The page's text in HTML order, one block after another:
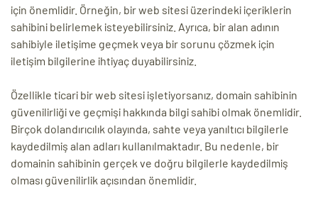
için önemlidir. Örneğin, bir web sitesi üzerindeki içeriklerin
sahibini belirlemek isteyebilirsiniz. Ayrıca, bir alan adının
sahibiyle iletişime geçmek veya bir sorunu çözmek için
iletişim bilgilerine ihtiyaç duyabilirsiniz.
Özellikle ticari bir web sitesi işletiyorsanız, domain sahibinin
güvenilirliği ve geçmişi hakkında bilgi sahibi olmak önemlidir.
Birçok dolandırıcılık olayında, sahte veya yanıltıcı bilgilerle
kaydedilmiş alan adları kullanılmaktadır. Bu nedenle, bir
domainin sahibinin gerçek ve doğru bilgilerle kaydedilmiş
olması güvenilirlik açısından önemlidir.